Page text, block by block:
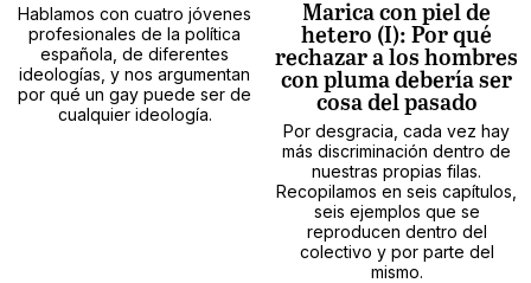
Hablamos con cuatro jóvenes
profesionales de la política
española, de diferentes
ideologías, y nos argumentan
por qué un gay puede ser de
cualquier ideología.
Marica con piel de
hetero (I): Por qué
rechazar a los hombres
con pluma debería ser
cosa del pasado
Por desgracia, cada vez hay
más discriminación dentro de
nuestras propias filas.
Recopilamos en seis capítulos,
seis ejemplos que se
reproducen dentro del
colectivo y por parte del
mismo.